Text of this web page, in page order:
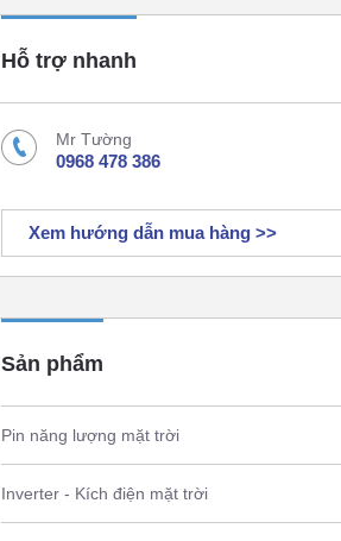
Hỗ trợ nhanh
Mr Tường
0968 478 386
Xem hướng dẫn mua hàng >>
Sản phẩm
Pin năng lượng mặt trời
Inverter - Kích điện mặt trời